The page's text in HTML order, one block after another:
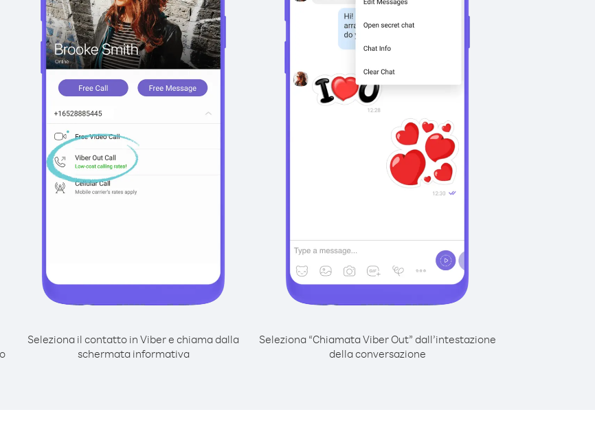
Seleziona il contatto in Viber e chiama dalla
schermata informativa
Seleziona “Chiamata Viber Out” dall’intestazione
della conversazione